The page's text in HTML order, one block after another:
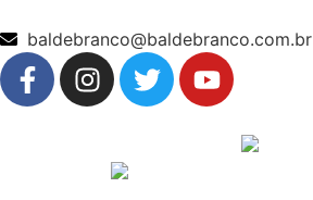
baldebranco@baldebranco.com.br